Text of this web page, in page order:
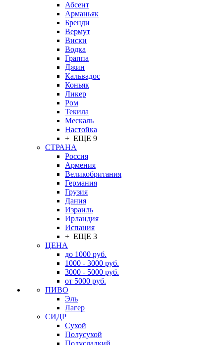
Абсент
Арманьяк
Бренди
Вермут
Виски
Водка
Граппа
Джин
Кальвадос
Коньяк
Ликер
Ром
Текила
Мескаль
Настойка
+ ЕЩЕ 9
СТРАНА
Россия
Армения
Великобритания
Германия
Грузия
Дания
Израиль
Ирландия
Испания
+ ЕЩЕ 3
ЦЕНА
до 1000 руб.
1000 - 3000 руб.
3000 - 5000 руб.
от 5000 руб.
ПИВО
Эль
Лагер
СИДР
Сухой
Полусухой
Полусладкий